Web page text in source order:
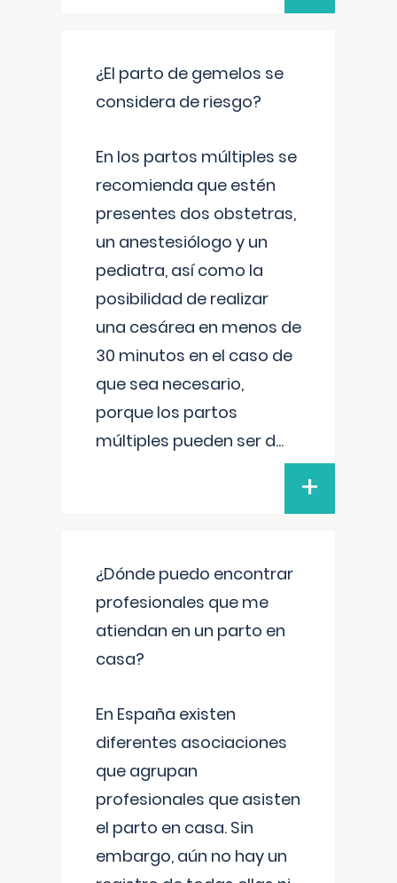
¿El parto de gemelos se
considera de riesgo?
En los partos múltiples se
recomienda que estén
presentes dos obstetras,
un anestesiólogo y un
pediatra, así como la
posibilidad de realizar
una cesárea en menos de
30 minutos en el caso de
que sea necesario,
porque los partos
múltiples pueden ser d...
+
¿Dónde puedo encontrar
profesionales que me
atiendan en un parto en
casa?
En España existen
diferentes asociaciones
que agrupan
profesionales que asisten
el parto en casa. Sin
embargo, aún no hay un